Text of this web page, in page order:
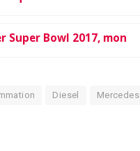
Super Bowl 2017, mon
Diesel Mercedes